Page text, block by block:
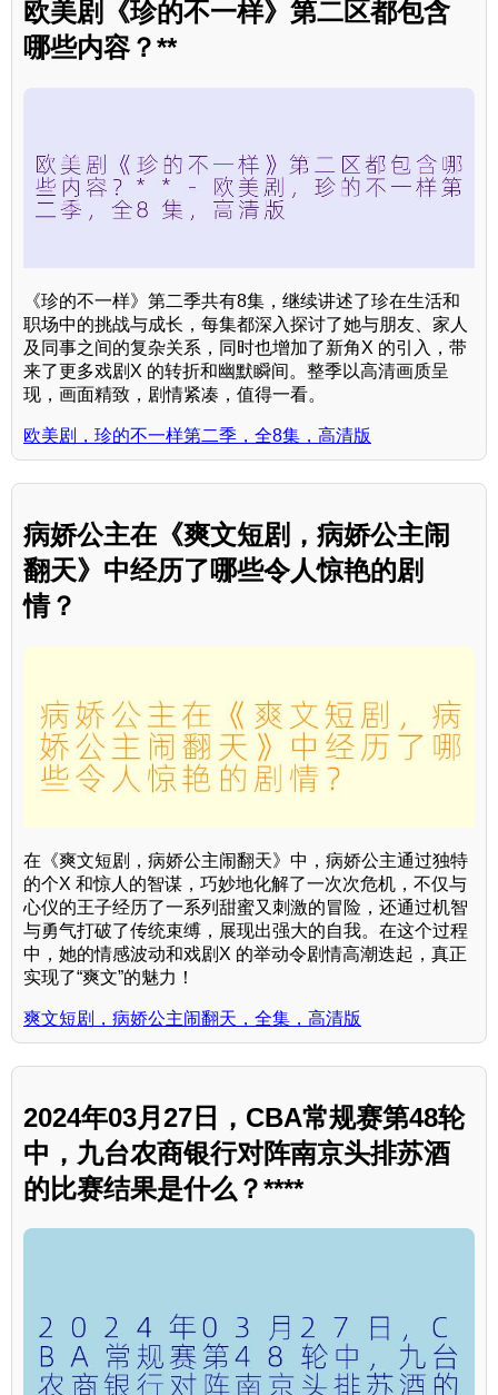
欧美剧《珍的不一样》第二区都包含
哪些内容？**
《珍的不一样》第二季共有8集，继续讲述了珍在生活和
职场中的挑战与成长，每集都深入探讨了她与朋友、家人
及同事之间的复杂关系，同时也增加了新角X 的引入，带
来了更多戏剧X 的转折和幽默瞬间。整季以高清画质呈
现，画面精致，剧情紧凑，值得一看。
欧美剧，珍的不一样第二季，全8集，高清版
病娇公主在《爽文短剧，病娇公主闹
翻天》中经历了哪些令人惊艳的剧
情？
在《爽文短剧，病娇公主闹翻天》中，病娇公主通过独特
的个X 和惊人的智谋，巧妙地化解了一次次危机，不仅与
心仪的王子经历了一系列甜蜜又刺激的冒险，还通过机智
与勇气打破了传统束缚，展现出强大的自我。在这个过程
中，她的情感波动和戏剧X 的举动令剧情高潮迭起，真正
实现了“爽文”的魅力！
爽文短剧，病娇公主闹翻天，全集，高清版
2024年03月27日，CBA常规赛第48轮
中，九台农商银行对阵南京头排苏酒
的比赛结果是什么？****